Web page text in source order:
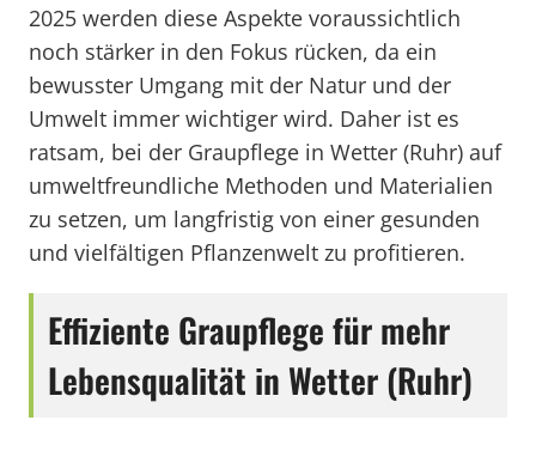
2025 werden diese Aspekte voraussichtlich
noch stärker in den Fokus rücken, da ein
bewusster Umgang mit der Natur und der
Umwelt immer wichtiger wird. Daher ist es
ratsam, bei der Graupflege in Wetter (Ruhr) auf
umweltfreundliche Methoden und Materialien
zu setzen, um langfristig von einer gesunden
und vielfältigen Pflanzenwelt zu profitieren.
Effiziente Graupflege für mehr
Lebensqualität in Wetter (Ruhr)